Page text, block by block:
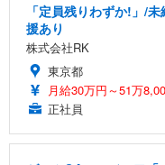
「定員残りわずか!」/
援あり
株式会社RK
東京都
月給30万円～51万
正社員